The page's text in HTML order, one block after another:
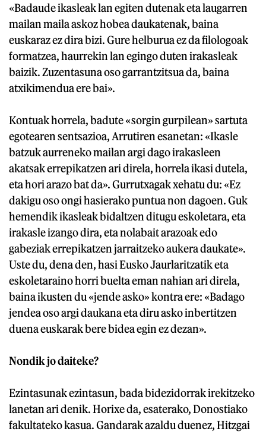
«Badaude ikasleak lan egiten dutenak eta laugarren
mailan maila askoz hobea daukatenak, baina
euskaraz ez dira bizi. Gure helburua ez da filologoak
formatzea, haurrekin lan egingo duten irakasleak
baizik. Zuzentasuna oso garrantzitsua da, baina
atxikimendua ere bai».
Kontuak horrela, badute «sorgin gurpilean» sartuta
egotearen sentsazioa, Arrutiren esanetan: «Ikasle
batzuk aurreneko mailan argi dago irakasleen
akatsak errepikatzen ari direla, horrela ikasi dutela,
eta hori arazo bat da». Gurrutxagak xehatu du: «Ez
dakigu oso ongi hasierako puntua non dagoen. Guk
hemendik ikasleak bidaltzen ditugu eskoletara, eta
irakasle izango dira, eta nolabait arazoak edo
gabeziak errepikatzen jarraitzeko aukera daukate».
Uste du, dena den, hasi Eusko Jaurlaritzatik eta
eskoletaraino horri buelta eman nahian ari direla,
baina ikusten du «jende asko» kontra ere: «Badago
jendea oso argi daukana eta diru asko inbertitzen
duena euskarak bere bidea egin ez dezan».
Nondik jo daiteke?
Ezintasunak ezintasun, bada bidezidorrak irekitzeko
lanetan ari denik. Horixe da, esaterako, Donostiako
fakultateko kasua. Gandarak azaldu duenez, Hitzgai